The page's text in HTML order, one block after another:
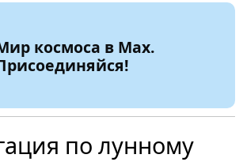
космоса в Max.
по лунному